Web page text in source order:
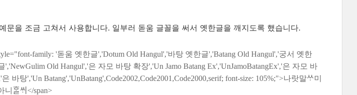
문을 조금 고쳐서 사용합니다. 일부러 돋움 글꼴을 써서 옛한글을 깨지도록 했습니다.
family: '돋움 옛한글','Dotum Old Hangul','바탕 옛한글','Batang Old Hangul','궁서 옛한
','NewGulim Old Hangul','은 자모 바탕 확장','Un Jamo Batang Ex','UnJamoBatangEx','은 자모 바
바탕','Un Batang','UnBatang',Code2002,Code2001,Code2000,serif; font-size: 105%;">나랏말ᄊᆞ미
ᄒᆞᆯᄊᆡ</span>